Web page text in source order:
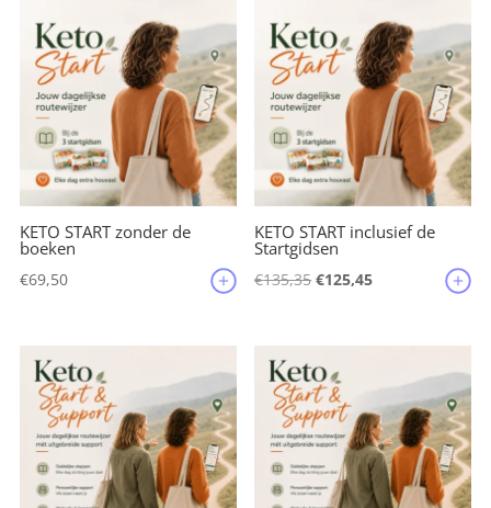
o
o
k
KETO START zonder de
boeken
€69,50
KETO START inclusief de
Startgidsen
€135,35Oorspronkelijke
€135,35.
€125,45Huidige